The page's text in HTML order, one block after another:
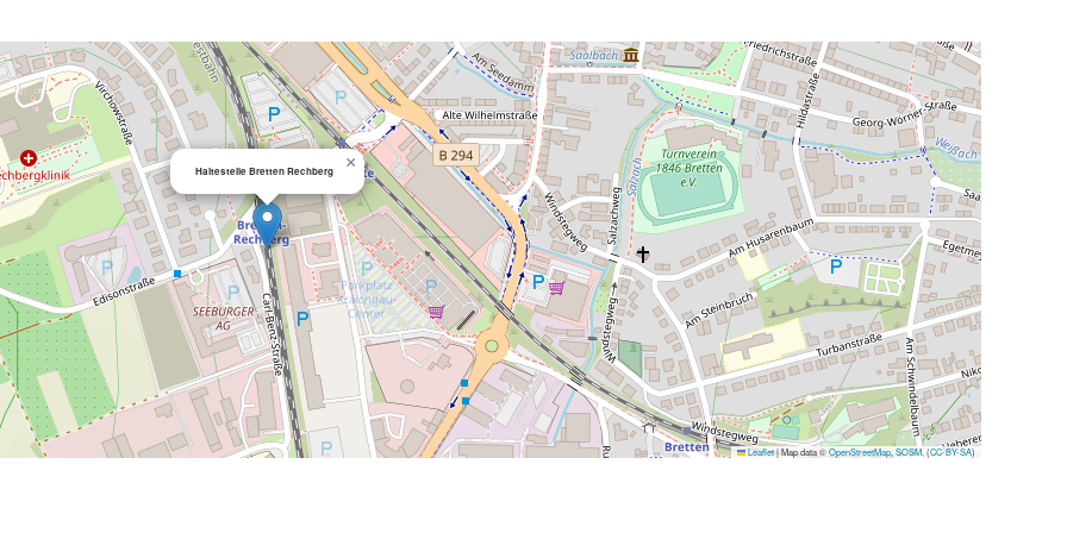
Haltestelle Bretten Rechberg ×
Leaflet|Map data ©OpenStreetMap SOSM , (CC-BY-SA)